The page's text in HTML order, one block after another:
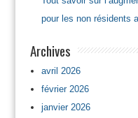
pour les non résidents
Archives
avril 2026
février 2026
janvier 2026